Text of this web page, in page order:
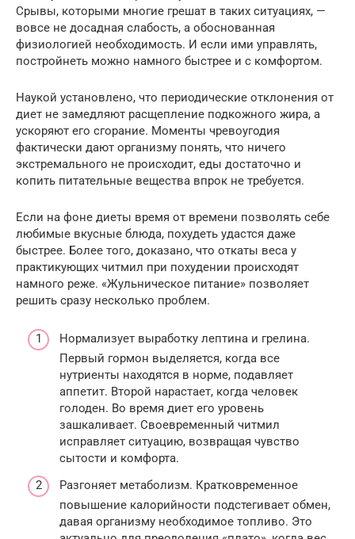
Срывы, которыми многие грешат в таких ситуациях, —
вовсе не досадная слабость, а обоснованная
физиологией необходимость. И если ими управлять,
постройнеть можно намного быстрее и с комфортом.
Наукой установлено, что периодические отклонения от
диет не замедляют расщепление подкожного жира, а
ускоряют его сгорание. Моменты чревоугодия
фактически дают организму понять, что ничего
экстремального не происходит, еды достаточно и
копить питательные вещества впрок не требуется.
Если на фоне диеты время от времени позволять себе
любимые вкусные блюда, похудеть удастся даже
быстрее. Более того, доказано, что откаты веса у
практикующих читмил при похудении происходят
намного реже. «Жульническое питание» позволяет
решить сразу несколько проблем.
Нормализует выработку лептина и грелина.
Первый гормон выделяется, когда все
нутриенты находятся в норме, подавляет
аппетит. Второй нарастает, когда человек
голоден. Во время диет его уровень
зашкаливает. Своевременный читмил
исправляет ситуацию, возвращая чувство
сытости и комфорта.
Разгоняет метаболизм. Кратковременное
повышение калорийности подстегивает обмен,
давая организму необходимое топливо. Это